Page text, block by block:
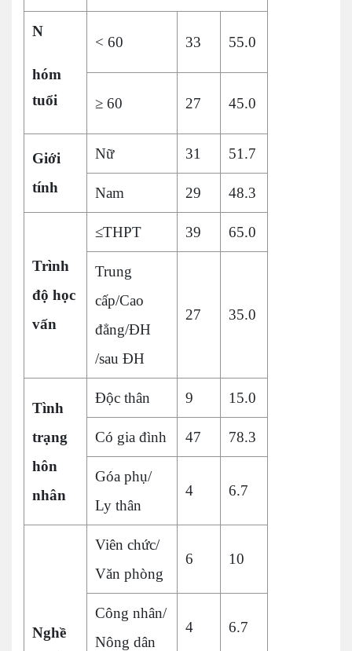
N
hóm
tuổi
< 60 33 55.0
≥ 60 27 45.0
Giới
tính
Nữ 31 51.7
Nam 29 48.3
Trình
độ học
vấn
≤THPT 39 65.0
Trung
cấp/Cao
đẳng/ĐH
/sau ĐH
27 35.0
Tình
trạng
hôn
nhân
Độc thân 9 15.0
Có gia đình 47 78.3
Góa phụ/
Ly thân
4 6.7
Nghề
Viên chức/
Văn phòng
6 10
Công nhân/
Nông dân
4 6.7